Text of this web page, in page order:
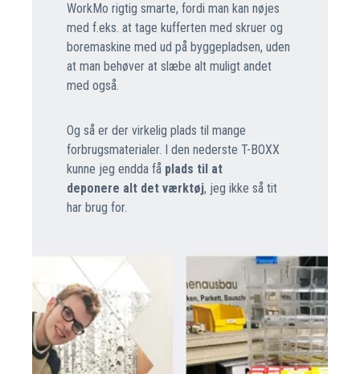
WorkMo rigtig smarte, fordi man kan nøjes
med f.eks. at tage kufferten med skruer og
boremaskine med ud på byggepladsen, uden
at man behøver at slæbe alt muligt andet
med også.
Og så er der virkelig plads til mange
forbrugsmaterialer. I den nederste T-BOXX
kunne jeg endda få plads til at
deponere alt det værktøj, jeg ikke så tit
har brug for.